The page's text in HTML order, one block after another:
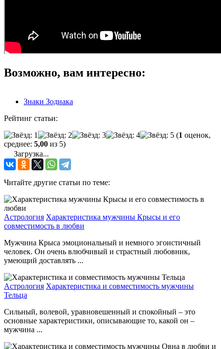
Возможно, вам интересно:
Знаки Зодиака
Рейтинг статьи:
(1 оценок,
среднее: 5,00 из 5)
Загрузка...
Читайте другие статьи по теме:
Астрология Характеристика мужчины Крысы и его
совместимость в любви
Мужчина Крыса эмоциональный и немного эгоистичный
человек. Он очень влюбчивый и страстный любовник,
умеющий доставлять ...
Астрология Характеристика и совместимость мужчины
Тельца
Сильный, волевой, уравновешенный и спокойный – это
основные характеристики, описывающие то, какой он –
мужчина ...